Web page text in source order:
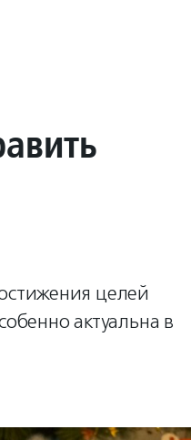
целей
актуальна в